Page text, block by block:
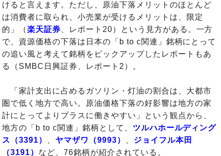
けると言えます。ただし、原油下落メリットのほとんど
は消費者に取られ、小売業が受けるメリットは、限定
的」（楽天証券 、レポート20）という見方がある。一方
で、資源価格の下落は日本の「b to c関連」銘柄にとって
の追い風と考えて銘柄をピックアップしたレポートもあ
る（SMBC日興証券、レポート2）。
「家計支出に占めるガソリン・灯油の割合は、大都市
圏で低く地方で高い。原油価格下落の好影響は地方の家
計にとってよりプラスに働きやすい」という観点から、
地方の「b to c関連」銘柄として、 ツルハホールディング
ス（3391）
ヤマザワ（9993）
ジョイフル本田
（3191） など、76銘柄が紹介されている。